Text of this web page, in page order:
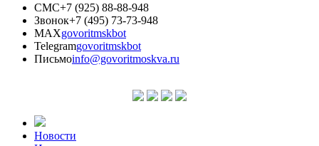
СМС+7 (925) 88-88-948
Звонок+7 (495) 73-73-948
MAXgovoritmskbot
Telegramgovoritmskbot
Письмоinfo@govoritmoskva.ru
Новости